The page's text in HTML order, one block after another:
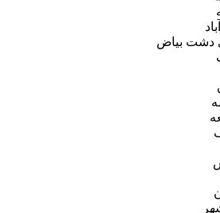
بیاض